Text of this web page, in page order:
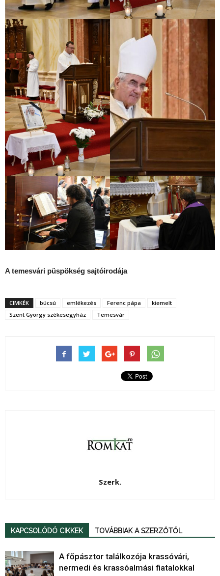
A temesvári püspökség sajtóirodája
CIMKÉK búcsú emlékezés Ferenc pápa
kiemelt
Szent György székesegyház
Temesvár
Szerk.
KAPCSOLÓDÓ CIKKEK TOVÁBBIAK A SZERZŐTŐL
A főpásztor találkozója krassóvári,
nermedi és krassóalmási fiatalokkal